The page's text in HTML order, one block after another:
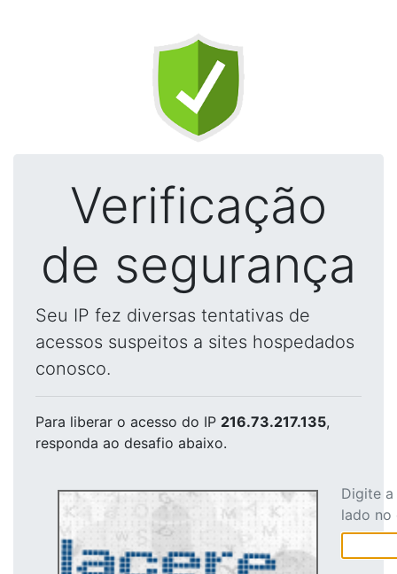
Verificação
de segurança
Seu IP fez diversas tentativas de
acessos suspeitos a sites hospedados
conosco.
Para liberar o acesso do IP 216.73.217.135,
responda ao desafio abaixo.
Digite
lado no